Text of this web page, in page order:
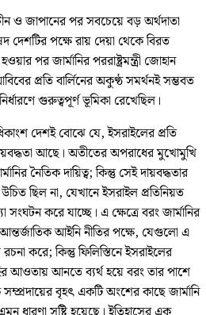
ও জাপানের পর সবচেয়ে বড় অর্থদাতা
দেশটির পক্ষে রায় দেয়া থেকে বিরত
পর জার্মানির পররাষ্ট্রমন্ত্রী জোহান
প্রতি বার্লিনের অকুণ্ঠ সমর্থনই সম্ভবত
গুরুত্বপূর্ণ ভূমিকা রেখেছিল।
দেশই বোঝে যে, ইসরাইলের প্রতি
আছে। অতীতের অপরাধের মুখোমুখি
নৈতিক দায়িত্ব; কিন্তু সেই দায়বদ্ধতার
ছিল না, যেখানে ইসরাইল প্রতিনিয়ত
করে যাচ্ছে। এ ক্ষেত্রে বরং জার্মানির
আইনি নীতির পক্ষে, যেগুলো এ
করে; কিন্তু ফিলিস্তিনে ইসরাইলের
আওতায় আনতে ব্যর্থ হয়ে বরং তার পাশে
বৃহৎ একটি অংশের কাছে জার্মানি